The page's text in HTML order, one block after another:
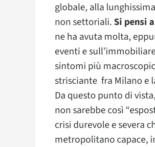
globale, alla
non settoriali. Si pensi
ne ha avuta molta,
eventi e
sintomi più
strisciante fra Milano e
Da questo punto di
non sarebbe così
crisi durevole e severa
metropolitano capace,